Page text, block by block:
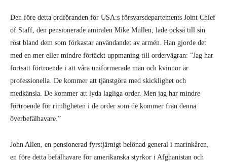
Den före detta ordföranden för USA:s försvarsdepartements Joint Chief
of Staff, den pensionerade amiralen Mike Mullen, lade också till sin
röst bland dem som förkastar användandet av armén. Han gjorde det
med en mer eller mindre förtäckt uppmaning till ordervägran: ”Jag har
fortsatt förtroende i att våra uniformerade män och kvinnor är
professionella. De kommer att tjänstgöra med skicklighet och
medkänsla. De kommer att lyda lagliga order. Men jag har mindre
förtroende för rimligheten i de order som de kommer från denna
överbefälhavare.”
John Allen, en pensionerad fyrstjärnigt belönad general i marinkåren,
en före detta befälhavare för amerikanska styrkor i Afghanistan och